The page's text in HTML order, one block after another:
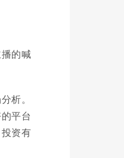
的喊
析。
平台
资有